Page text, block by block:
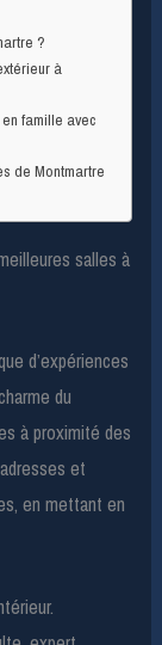
?
à
famille avec
de Montmartre
salles à
d’expériences
du
à proximité des
et
en mettant en